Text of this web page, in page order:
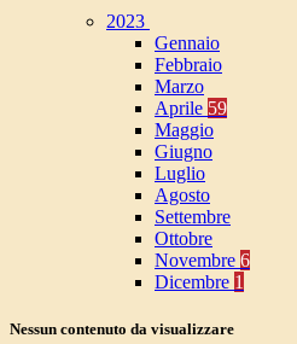
2023
Gennaio
Febbraio
Marzo
Aprile 59
Maggio
Giugno
Luglio
Agosto
Settembre
Ottobre
Novembre 6
Dicembre 1
Nessun contenuto da visualizzare